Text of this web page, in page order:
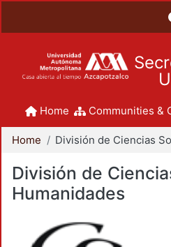
Home Communities &
Home
División de
Humanidades